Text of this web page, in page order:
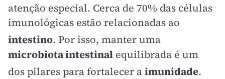
atenção especial. Cerca de 70% das células
imunológicas estão relacionadas ao
intestino. Por isso, manter uma
microbiota intestinal equilibrada é um
dos pilares para fortalecer aimunidade.